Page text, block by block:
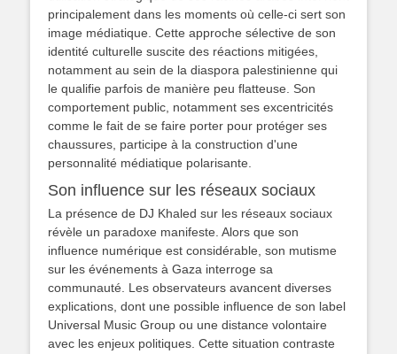
principalement dans les moments où celle-ci sert son
image médiatique. Cette approche sélective de son
identité culturelle suscite des réactions mitigées,
notamment au sein de la diaspora palestinienne qui
le qualifie parfois de manière peu flatteuse. Son
comportement public, notamment ses excentricités
comme le fait de se faire porter pour protéger ses
chaussures, participe à la construction d'une
personnalité médiatique polarisante.
Son influence sur les réseaux sociaux
La présence de DJ Khaled sur les réseaux sociaux
révèle un paradoxe manifeste. Alors que son
influence numérique est considérable, son mutisme
sur les événements à Gaza interroge sa
communauté. Les observateurs avancent diverses
explications, dont une possible influence de son label
Universal Music Group ou une distance volontaire
avec les enjeux politiques. Cette situation contraste